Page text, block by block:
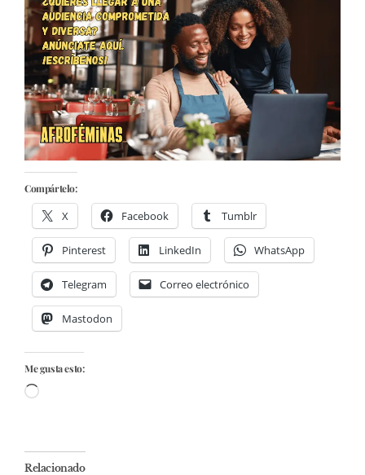
Compártelo:
X Facebook Tumblr
Pinterest LinkedIn WhatsApp
Telegram Correo electrónico
Mastodon
Me gusta esto:
Cargando...
Relacionado